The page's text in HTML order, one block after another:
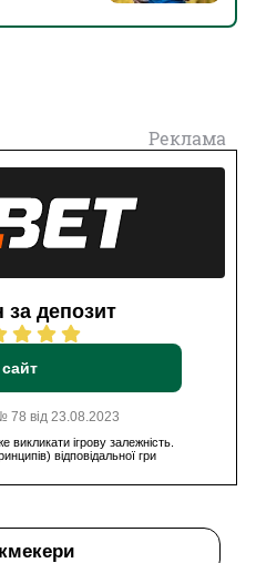
Реклама
за депозит
78 від 23.08.2023
викликати ігрову залежність.
відповідальної гри